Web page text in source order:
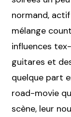
normand,
mélange
influences
guitares et
quelque part
road-movie
scène, leur